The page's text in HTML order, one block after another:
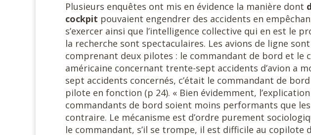
Plusieurs enquêtes ont mis en évidence la manière dont
cockpit pouvaient engendrer des accidents en
s’exercer ainsi que l’intelligence collective qui en est le
la recherche sont spectaculaires. Les avions de ligne
comprenant deux pilotes : le commandant de bord et le
américaine concernant trente-sept accidents d’avion a
sept accidents concernés, c’était le commandant de
pilote en fonction (p 24). « Bien évidemment,
commandants de bord soient moins performants que
contraire. Le mécanisme est d’ordre purement
le commandant, s’il se trompe, il est difficile au copilote